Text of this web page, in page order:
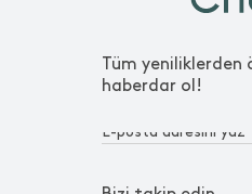
Tüm yeniliklerden
haberdar ol!